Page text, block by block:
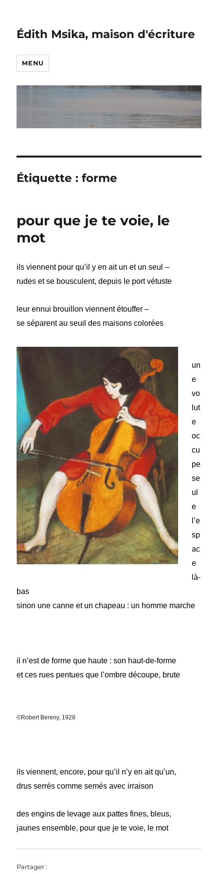
Édith Msika, maison d'écriture
MENU
Étiquette :forme
pour que je te voie, le
mot
ils viennent pour qu’il y en ait un et un seul –
rudes et se bousculent, depuis le port vétuste
leur ennui brouillon viennent étouffer –
se séparent au seuil des maisons colorées
un
e
vo
lut
e
oc
cu
pe
se
ul
e
l’e
sp
ac
e
là-
bas
sinon une canne et un chapeau : un homme marche
il n’est de forme que haute : son haut-de-forme
et ces rues pentues que l’ombre découpe, brute
©Robert Bereny, 1928
ils viennent, encore, pour qu’il n’y en ait qu’un,
drus serrés comme semés avec irraison
des engins de levage aux pattes fines, bleus,
jaunes ensemble, pour que je te voie, le mot
Partager :